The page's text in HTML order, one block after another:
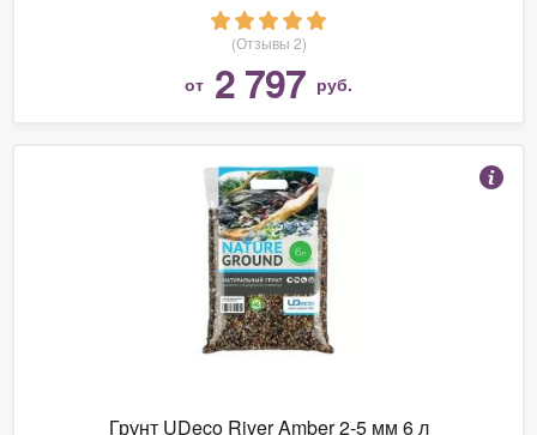
(Отзывы 2)
от 2 797 руб.
Грунт UDeco River Amber 2-5 мм 6 л